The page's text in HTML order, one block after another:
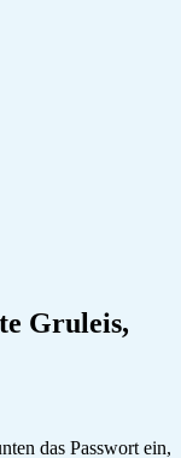
Gruleis,
das Passwort ein,